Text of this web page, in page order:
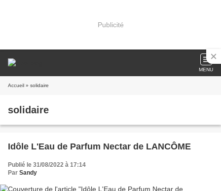
Publicité
MENU
Accueil » solidaire
solidaire
Idôle L'Eau de Parfum Nectar de LANCÔME
Publié le 31/08/2022 à 17:14
Par Sandy